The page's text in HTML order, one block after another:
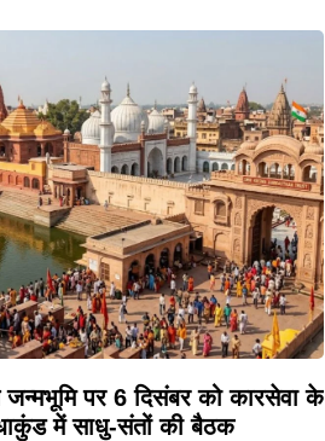
पर 6 दिसंबर को कारसेवा के
में साधु-संतों की बैठक